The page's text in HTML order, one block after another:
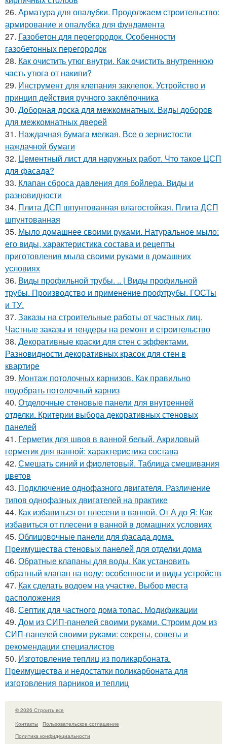
26. Арматура для опалубки. Продолжаем строительство:
армирование и опалубка для фундамента
27. Газобетон для перегородок. Особенности
газобетонных перегородок
28. Как очистить утюг внутри. Как очистить внутреннюю
часть утюга от накипи?
29. Инструмент для клепания заклепок. Устройство и
принцип действия ручного заклёпочника
30. Доборная доска для межкомнатных. Виды доборов
для межкомнатных дверей
31. Наждачная бумага мелкая. Все о зернистости
наждачной бумаги
32. Цементный лист для наружных работ. Что такое ЦСП
для фасада?
33. Клапан сброса давления для бойлера. Виды и
разновидности
34. Плита ДСП шпунтованная влагостойкая. Плита ДСП
шпунтованная
35. Мыло домашнее своими руками. Натуральное мыло:
его виды, характеристика состава и рецепты
приготовления мыла своими руками в домашних
условиях
36. Виды профильной трубы. .. | Виды профильной
трубы. Производство и применение профтрубы. ГОСТы
и ТУ.
37. Заказы на строительные работы от частных лиц.
Частные заказы и тендеры на ремонт и строительство
38. Декоративные краски для стен с эффектами.
Разновидности декоративных красок для стен в
квартире
39. Монтаж потолочных карнизов. Как правильно
подобрать потолочный карниз
40. Отделочные стеновые панели для внутренней
отделки. Критерии выбора декоративных стеновых
панелей
41. Герметик для швов в ванной белый. Акриловый
герметик для ванной: характеристика состава
42. Смешать синий и фиолетовый. Таблица смешивания
цветов
43. Подключение однофазного двигателя. Различение
типов однофазных двигателей на практике
44. Как избавиться от плесени в ванной. От А до Я: Как
избавиться от плесени в ванной в домашних условиях
45. Облицовочные панели для фасада дома.
Преимущества стеновых панелей для отделки дома
46. Обратные клапаны для воды. Как установить
обратный клапан на воду: особенности и виды устройств
47. Как сделать водоем на участке. Выбор места
расположения
48. Септик для частного дома топас. Модификации
49. Дом из СИП-панелей своими руками. Строим дом из
СИП-панелей своими руками: секреты, советы и
рекомендации специалистов
50. Изготовление теплиц из поликарбоната.
Преимущества и недостатки поликарбоната для
изготовления парников и теплиц
© 2026 Строить все
Контакты
Пользовательское соглашение
Политика конфидециальности